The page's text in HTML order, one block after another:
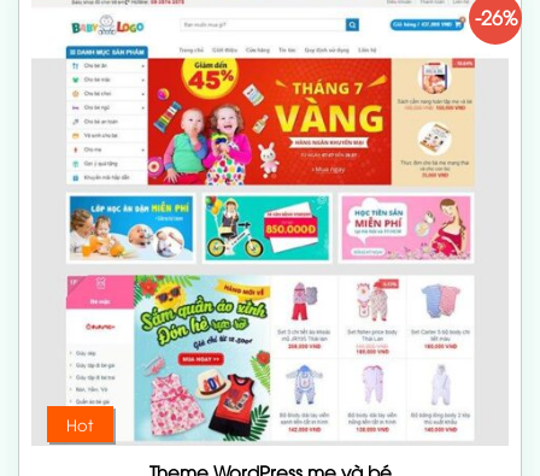
-26%
Hot